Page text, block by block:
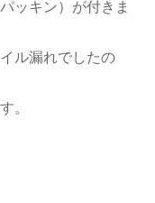
ッキン）が付きま
ル漏れでしたの
。